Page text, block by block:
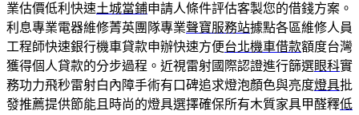
業估價低利快速土城當鋪申請人條件評估客製您的借錢方案。
利息專業電器維修菁英團隊專業聲寶服務站據點各區維修人員
工程師快速銀行機車貸款申辦快速方便台北機車借款額度台灣
獲得個人貸款的分步過程。近視雷射國際認證進行篩選眼科實
務功力飛秒雷射白內障手術有口碑追求燈泡顏色與亮度燈具批
發推薦提供節能且時尚的燈具選擇確保所有木質家具甲醛釋低